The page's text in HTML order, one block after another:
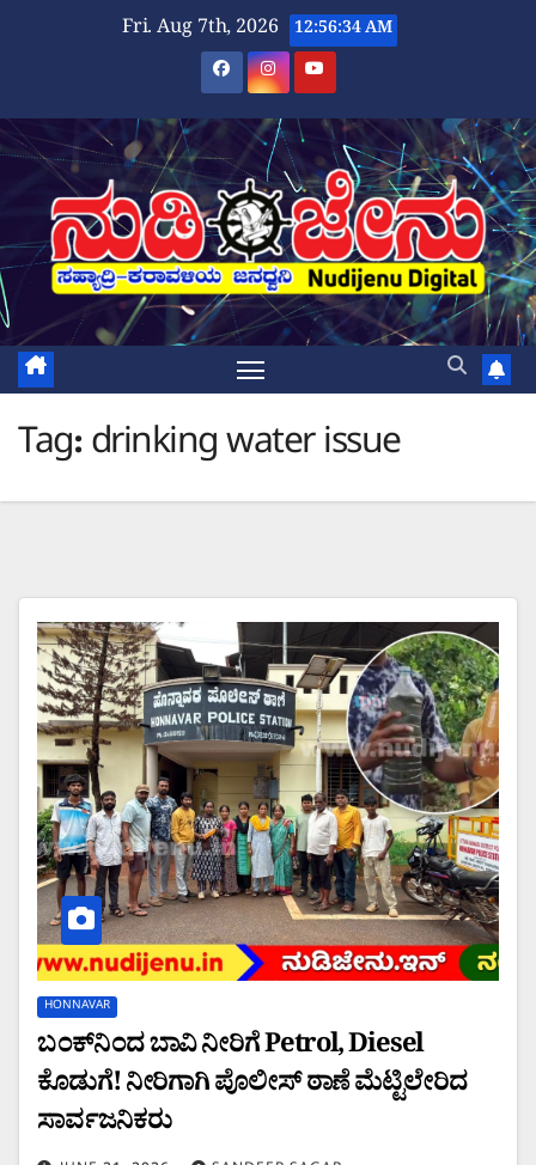
Fri. Aug 7th, 2026 12:56:35 AM
Tag: drinking water issue
HONNAVAR
ಬಂಕ್‌ನಿಂದ ಬಾವಿ ನೀರಿಗೆ Petrol, Diesel
ಕೊಡುಗೆ! ನೀರಿಗಾಗಿ ಪೊಲೀಸ್ ಠಾಣೆ ಮೆಟ್ಟಿಲೇರಿದ
ಸಾರ್ವಜನಿಕರು